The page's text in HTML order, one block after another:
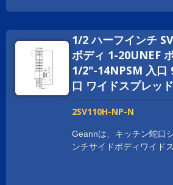
ディ広範囲のラフインバ
中の衛生認証を取得して
スを拡大するために、お
す。 スレッドサイズは、
タマイズされており、1-
M28XP1.5などがありま
1/2 ハーフインチ
ボディ 1-20UNEF
1/2"-14NPSM 入口
口 ワイドスプレッ
2SV110H-NP-N
Geannは、キッチン蛇口
ンチサイドボディワイド